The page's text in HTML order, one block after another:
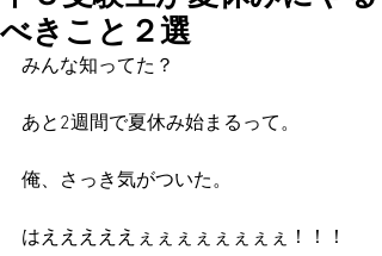
べきこと２選
みんな知ってた？
あと2週間で夏休み始まるって。
俺、さっき気がついた。
はえええええぇぇぇぇぇぇぇぇ！！！